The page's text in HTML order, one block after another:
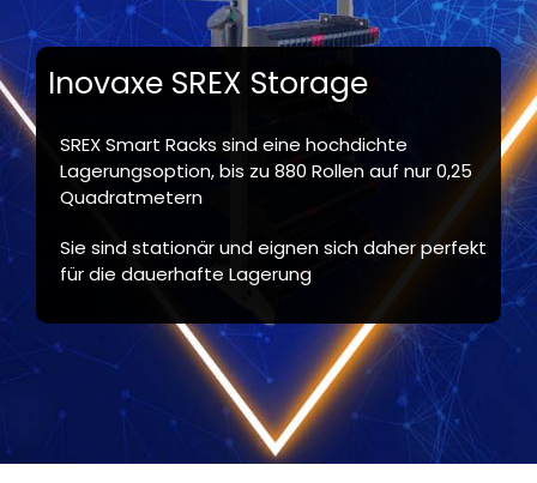
Inovaxe SREX Storage
SREX Smart Racks sind eine hochdichte
Lagerungsoption, bis zu 880 Rollen auf nur 0,25
Quadratmetern
Sie sind stationär und eignen sich daher perfekt
für die dauerhafte Lagerung